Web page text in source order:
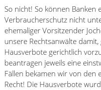
So nicht! So können Banken
Verbraucherschutz nicht
ehemaliger Vorsitzender
unsere Rechtsanwälte
Hausverbote gerichtlich
beantragen jeweils eine
Fällen bekamen wir von den
Recht! Die Hausverbote